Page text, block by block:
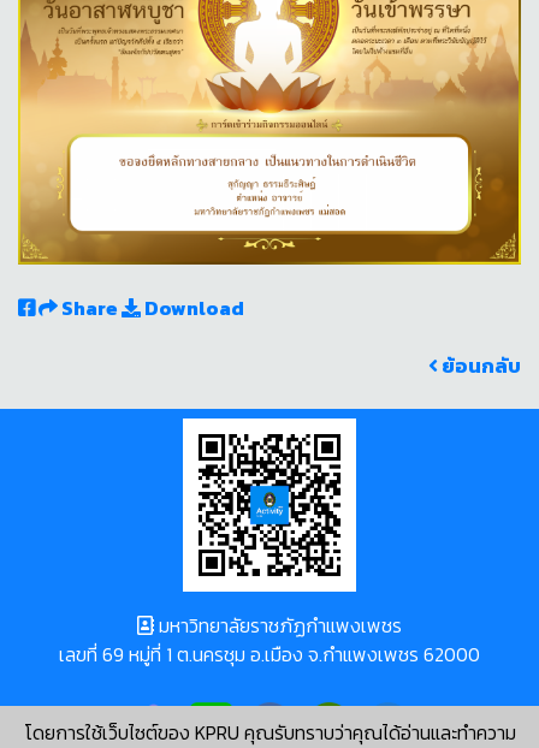
Share
Download
ย้อนกลับ
โดยการใช้เว็บไซต์ของ KPRU คุณรับทราบว่าคุณได้อ่านและทำความ
มหาวิทยาลัยราชภัฏกำแพงเพชร
เลขที่ 69 หมู่ที่ 1 ต.นครชุม อ.เมือง จ.กำแพงเพชร 62000